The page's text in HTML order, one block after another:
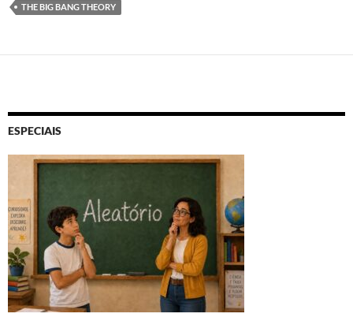
THE BIG BANG THEORY
ESPECIAIS